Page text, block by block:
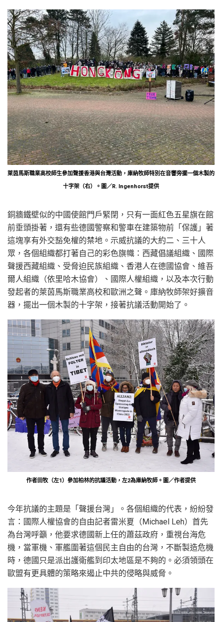
萊茵馬斯職業高校師生參加聲援香港與台灣活動，庫納牧師特別在音響旁擺一個木製的
十字架（右）。圖／R. Ingenhorst提供
銅牆鐵壁似的中國使館門戶緊閉，只有一面紅色五星旗在館
前垂頭掛著，還有些德國警察和警車在建築物前「保護」著
這塊享有外交豁免權的禁地。示威抗議的大約二、三十人
眾，各個組織都打著自己的彩色旗幟：西藏倡議組織、國際
聲援西藏組織、受脅迫民族組織、香港人在德國協會、維吾
爾人組織（依里哈木協會）、國際人權組織，以及本次行動
發起者的萊茵馬斯職業高校和歐洲之聲。庫納牧師架好擴音
器，擺出一個木製的十字架，接著抗議活動開始了。
作者田牧（左1）參加柏林的抗議活動，左2為庫納牧師。圖／作者提供
今年抗議的主題是「聲援台灣」。各個組織的代表，紛紛發
言：國際人權協會的自由記者雷米夏（Michael Leh）首先
為台灣呼籲，他要求德國新上任的蕭茲政府，重視台海危
機，當軍機、軍艦圍著這個民主自由的台灣，不斷製造危機
時，德國只是派出護衛艦到印太地區是不夠的。必須領頭在
歐盟有更具體的策略來遏止中共的侵略與威脅。